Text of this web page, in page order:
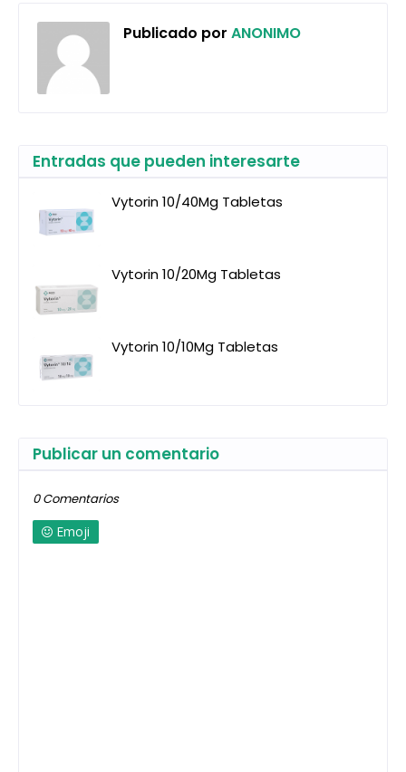
Publicado por ANONIMO
Entradas que pueden interesarte
Vytorin 10/40Mg Tabletas
Vytorin 10/20Mg Tabletas
Vytorin 10/10Mg Tabletas
Publicar un comentario
0 Comentarios
Emoji